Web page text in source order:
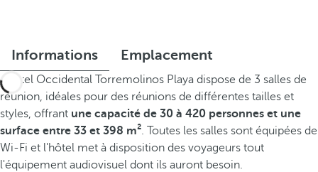
Informations Emplacement
L'hôtel Occidental Torremolinos Playa dispose de 3 salles de
réunion, idéales pour des réunions de différentes tailles et
styles, offrant une capacité de 30 à 420 personnes et une
surface entre 33 et 398 m². Toutes les salles sont équipées de
Wi-Fi et l'hôtel met à disposition des voyageurs tout
l'équipement audiovisuel dont ils auront besoin.